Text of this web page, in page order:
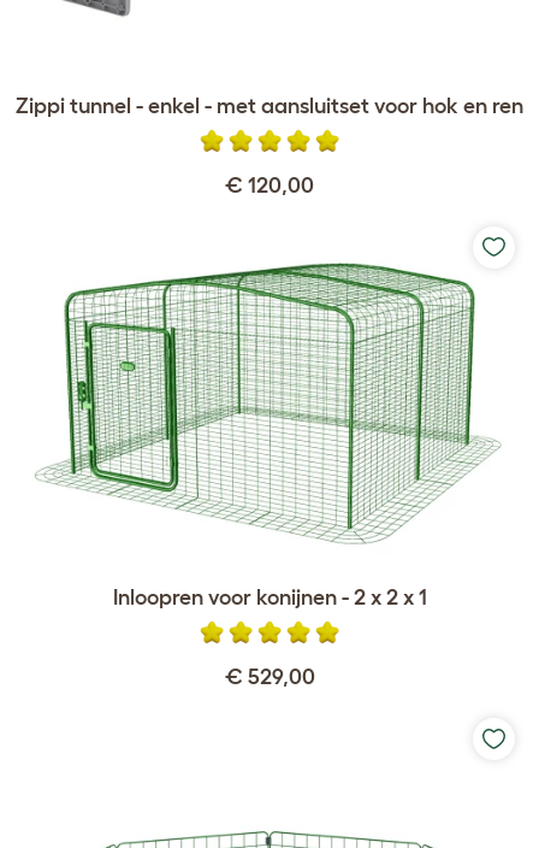
Zippi tunnel - enkel - met aansluitset voor hok en ren
€ 120,00
Inloopren voor konijnen - 2 x 2 x 1
€ 529,00